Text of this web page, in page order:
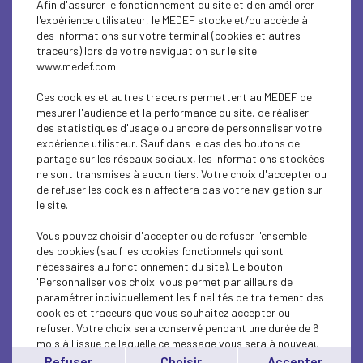
PARITY-DIVERSITY
ENTREPRISE ET SOCIÉTÉ
SOCIAL
CSR
SOCIAL
ECONOMY
SOCIAL
SOCIAL
ECONOMY
Afin d'assurer le fonctionnement du site et d'en améliorer
l'expérience utilisateur, le MEDEF stocke et/ou accède à
des informations sur votre terminal (cookies et autres
traceurs) lors de votre naviguation sur le site
www.medef.com.
Ces cookies et autres traceurs permettent au MEDEF de
mesurer l'audience et la performance du site, de réaliser
des statistiques d'usage ou encore de personnaliser votre
expérience utilisteur. Sauf dans le cas des boutons de
partage sur les réseaux sociaux, les informations stockées
ne sont transmises à aucun tiers. Votre choix d'accepter ou
de refuser les cookies n'affectera pas votre navigation sur
le site.
Vous pouvez choisir d'accepter ou de refuser l'ensemble
des cookies (sauf les cookies fonctionnels qui sont
nécessaires au fonctionnement du site). Le bouton
'Personnaliser vos choix' vous permet par ailleurs de
paramétrer individuellement les finalités de traitement des
cookies et traceurs que vous souhaitez accepter ou
refuser. Votre choix sera conservé pendant une durée de 6
mois à l'issue de laquelle ce message vous sera à nouveau
affiché..